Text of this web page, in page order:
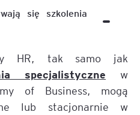
się szkolenia
HR, tak samo jak
specjalistyczne w
of Business, mogą
lub stacjonarnie w